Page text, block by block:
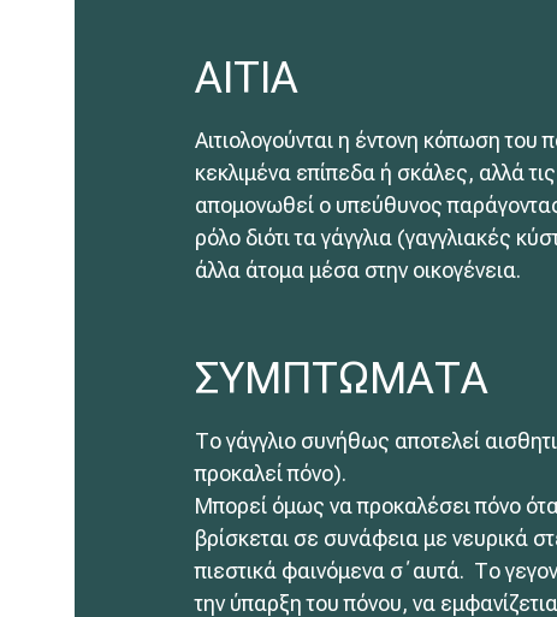
ΑΙΤΙΑ
Αιτιολογούνται η έντονη κόπωση
κεκλιμένα επίπεδα ή σκάλες, αλλά
απομονωθεί ο υπεύθυνος
ρόλο διότι τα γάγγλια (γαγγλιακές
άλλα άτομα μέσα στην οικογένεια.
ΣΥΜΠΤΩΜΑΤΑ
Το γάγγλιο συνήθως αποτελεί
προκαλεί πόνο).
Μπορεί όμως να προκαλέσει πόνο
βρίσκεται σε συνάφεια με νευρικά
πιεστικά φαινόμενα σ΄αυτά. Το
την ύπαρξη του πόνου, να